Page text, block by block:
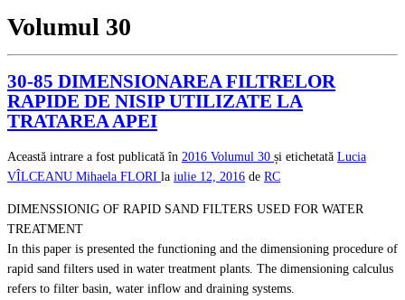
Volumul 30
30-85 DIMENSIONAREA FILTRELOR
RAPIDE DE NISIP UTILIZATE LA
TRATAREA APEI
Această intrare a fost publicată în 2016 Volumul 30 și etichetată Lucia
VÎLCEANU Mihaela FLORI la iulie 12, 2016 de RC
DIMENSSIONIG OF RAPID SAND FILTERS USED FOR WATER
TREATMENT
In this paper is presented the functioning and the dimensioning procedure of
rapid sand filters used in water treatment plants. The dimensioning calculus
refers to filter basin, water inflow and draining systems.